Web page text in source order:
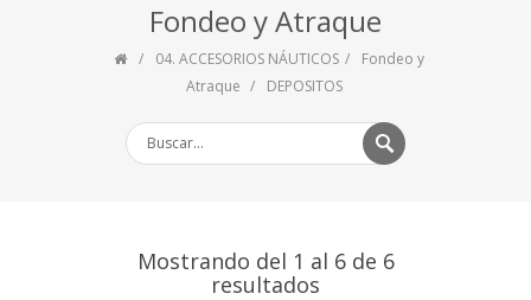
Fondeo y Atraque
04. ACCESORIOS NÁUTICOS
Fondeo y
Atraque
DEPOSITOS
Mostrando del 1 al 6 de 6
resultados